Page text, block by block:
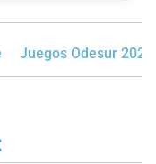
Juegos Odesur 2026